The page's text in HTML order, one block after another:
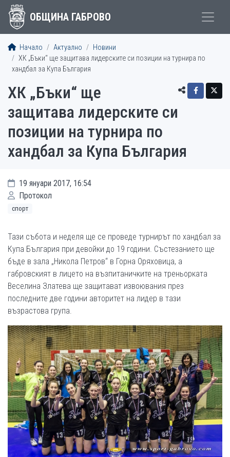
ОБЩИНА ГАБРОВО
Начало Актуално
Новини
ХК „Бъки“ ще защитава лидерските си позиции на турнира по
хандбал за Купа България
ХК „Бъки“ ще
защитава лидерските си
позиции на турнира по
хандбал за Купа България
19 януари 2017, 16:54
Протокол
спорт
Тази събота и неделя ще се проведе турнирът по хандбал за
Купа България при девойки до 19 години. Състезанието ще
бъде в зала „Никола Петров“ в Горна Оряховица, а
габровският в лицето на възпитаничките на треньорката
Веселина Златева ще защитават извоювания през
последните две години авторитет на лидер в тази
възрастова група.